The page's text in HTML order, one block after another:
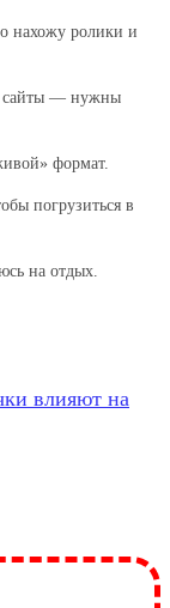
нахожу ролики и
сайты — нужны
формат.
погрузиться в
на отдых.
влияют на